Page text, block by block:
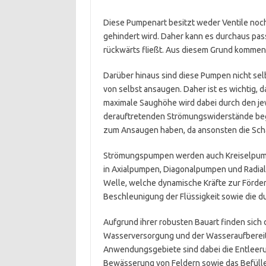
Diese Pumpenart besitzt weder Ventile
gehindert wird. Daher kann es durchaus
rückwärts fließt. Aus diesem Grund
Darüber hinaus sind diese Pumpen nicht
von selbst ansaugen. Daher ist es wichtig,
maximale Saughöhe wird dabei durch den
derauftretenden Strömungswiderstände
zum Ansaugen haben, da ansonsten die
Strömungspumpen werden auch
in Axialpumpen, Diagonalpumpen und
Welle, welche dynamische Kräfte zur
Beschleunigung der Flüssigkeit sowie die
Aufgrund ihrer robusten Bauart finden sich
Wasserversorgung und der
Anwendungsgebiete sind dabei die
Bewässerung von Feldern sowie das